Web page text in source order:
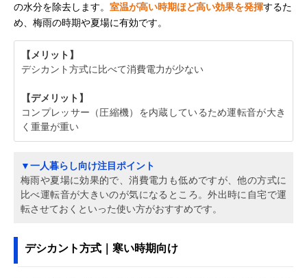
の水分を除去します。 室温が高い時期ほど高い効果を発揮するた
め、梅雨の時期や夏場に有効です。
【メリット】
デシカント方式に比べて消費電力が少ない
【デメリット】
コンプレッサー（圧縮機）を内蔵しているため運転音が大き
く重量が重い
▼一人暮らし向け注目ポイント
梅雨や夏場に効果的で、消費電力も低めですが、他の方式に
比べ運転音が大きいのが気になるところ。外出時に自宅で運
転させておくといった使い方がおすすめです。
デシカント方式｜寒い時期向け